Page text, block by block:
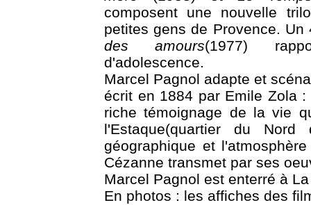
composent une nouvelle
petites gens de Provence.
des amours(1977)
d'adolescence.
Marcel Pagnol adapte et
écrit en 1884 par Emile Zola
riche témoignage de la vie
l'Estaque(quartier du
géographique et
Cézanne transmet par ses
Marcel Pagnol est enterré à
En photos : les affiches des